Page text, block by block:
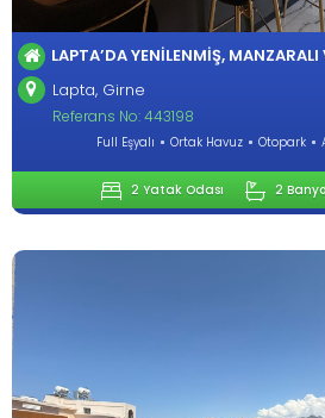
LAPTA’DA YENILENMIŞ, MANZARALI
Lapta, Girne
Referans No: 443198
Full Eşyalı Ortak Havuz Otopark
2 Yatak Odası 2 Banyo